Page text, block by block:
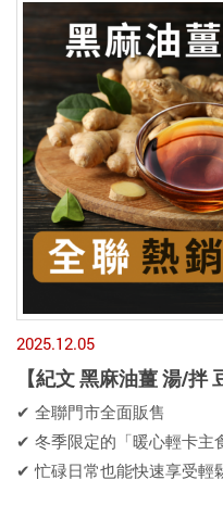
2025.12.05
【紀文 黑麻油薑 湯/拌
✔ 全聯門市全面販售
✔ 冬季限定的「暖心輕卡主
✔ 忙碌日常也能快速享受輕